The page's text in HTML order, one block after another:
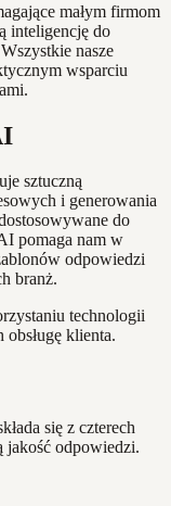
małym firmom
inteligencję do
nasze
wsparciu
sztuczną
i generowania
do
pomaga nam w
odpowiedzi
branż.
technologii
klienta.
się z czterech
jakość odpowiedzi.